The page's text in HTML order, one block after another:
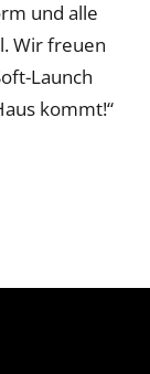
und alle
Wir freuen
Launch
kommt!“